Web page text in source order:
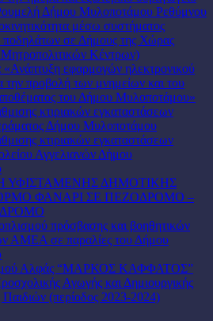
Δήμου Μυλοποτάμου Ρεθύμνου
μέσω συστήματος
ποδηλάτων σε Δήμους της Χώρας
Κέντρων)
«Ανάπτυξη εφαρμογών ηλεκτρονικού
την προβολή των μνημείων και του
του Δήμου Μυλοποτάμου»
κτιριακών εγκαταστάσεων
Δήμου Μυλοποτάμου
κτιριακών εγκαταστάσεων
Αγγελιανών Δήμου
ΥΦΙΣΤΑΜΕΝΗΣ ΔΗΜΟΤΙΚΗΣ
ΦΑΝΑΡΙ ΣΕ ΠΕΖΟΔΡΟΜΟ –
πρόσβασης και βοηθητικών
ΑΜΕΑ σε παραλίες του Δήμου
Αλφάς “ΜΑΡΚΟΣ ΚΑΦΦΑΤΟΣ”
Αγωγής και Δημιουργικής
(περίοδος 2023-2024)